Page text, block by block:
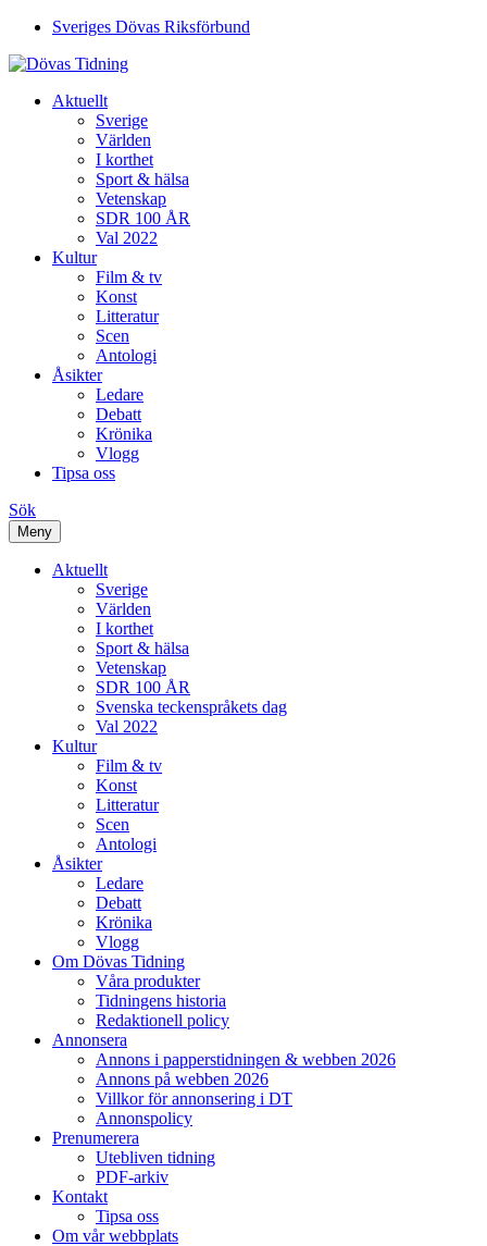
Sveriges Dövas Riksförbund
Aktuellt
Sverige
Världen
I korthet
Sport & hälsa
Vetenskap
SDR 100 ÅR
Val 2022
Kultur
Film & tv
Konst
Litteratur
Scen
Antologi
Åsikter
Ledare
Debatt
Krönika
Vlogg
Tipsa oss
Sök
Meny
Aktuellt
Sverige
Världen
I korthet
Sport & hälsa
Vetenskap
SDR 100 ÅR
Svenska teckenspråkets dag
Val 2022
Kultur
Film & tv
Konst
Litteratur
Scen
Antologi
Åsikter
Ledare
Debatt
Krönika
Vlogg
Om Dövas Tidning
Våra produkter
Tidningens historia
Redaktionell policy
Annonsera
Annons i papperstidningen & webben 2026
Annons på webben 2026
Villkor för annonsering i DT
Annonspolicy
Prenumerera
Utebliven tidning
PDF-arkiv
Kontakt
Tipsa oss
Om vår webbplats